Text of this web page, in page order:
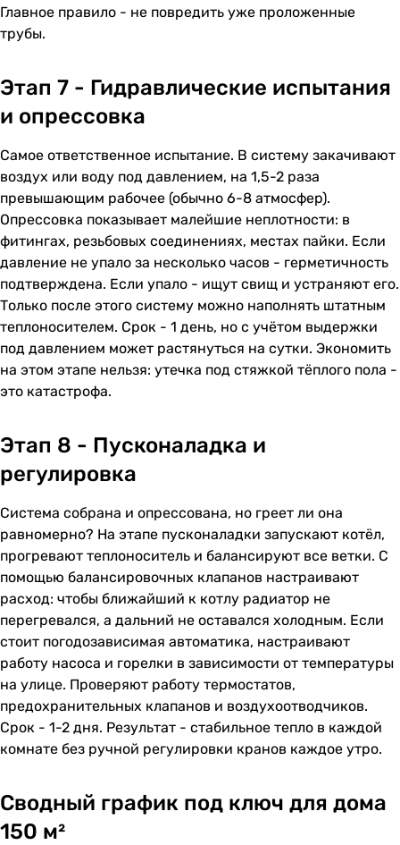
Главное правило - не повредить уже проложенные
трубы.
Этап 7 - Гидравлические испытания
и опрессовка
Самое ответственное испытание. В систему закачивают
воздух или воду под давлением, на 1,5-2 раза
превышающим рабочее (обычно 6-8 атмосфер).
Опрессовка показывает малейшие неплотности: в
фитингах, резьбовых соединениях, местах пайки. Если
давление не упало за несколько часов - герметичность
подтверждена. Если упало - ищут свищ и устраняют его.
Только после этого систему можно наполнять штатным
теплоносителем. Срок - 1 день, но с учётом выдержки
под давлением может растянуться на сутки. Экономить
на этом этапе нельзя: утечка под стяжкой тёплого пола -
это катастрофа.
Этап 8 - Пусконаладка и
регулировка
Система собрана и опрессована, но греет ли она
равномерно? На этапе пусконаладки запускают котёл,
прогревают теплоноситель и балансируют все ветки. С
помощью балансировочных клапанов настраивают
расход: чтобы ближайший к котлу радиатор не
перегревался, а дальний не оставался холодным. Если
стоит погодозависимая автоматика, настраивают
работу насоса и горелки в зависимости от температуры
на улице. Проверяют работу термостатов,
предохранительных клапанов и воздухоотводчиков.
Срок - 1-2 дня. Результат - стабильное тепло в каждой
комнате без ручной регулировки кранов каждое утро.
Сводный график под ключ для дома
150 м²